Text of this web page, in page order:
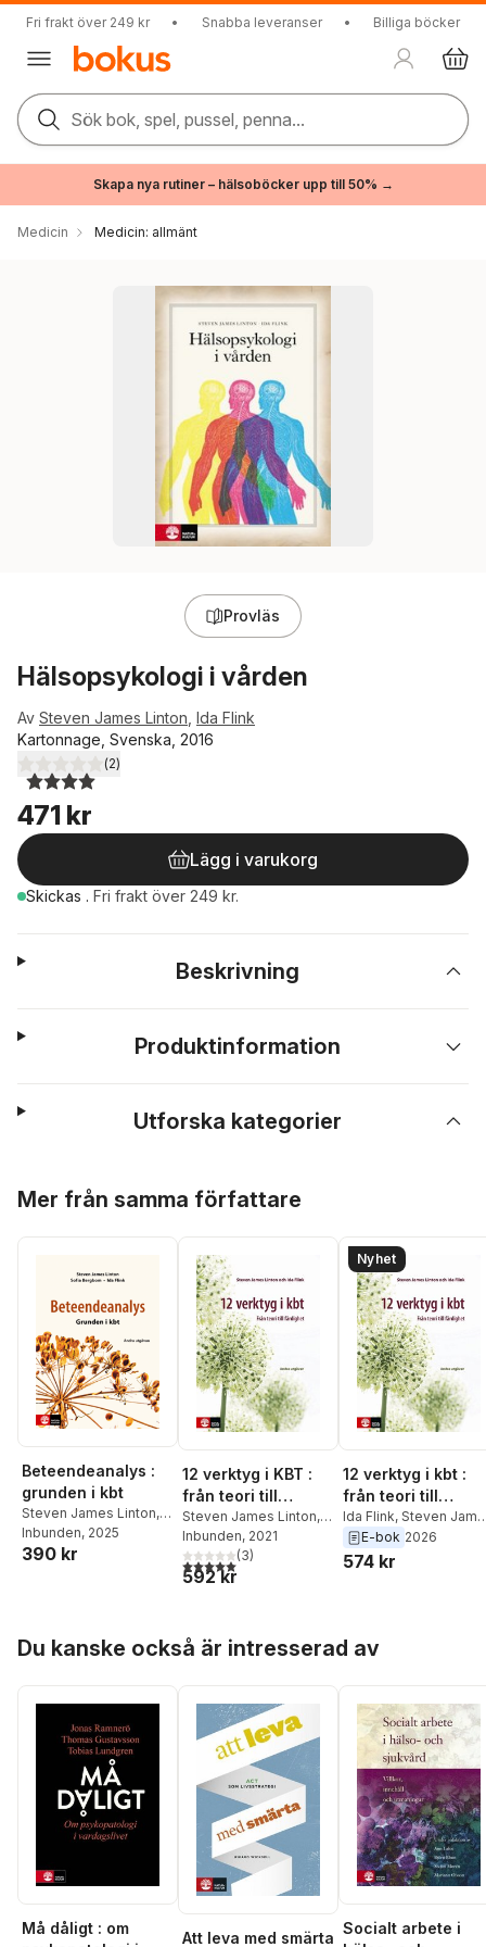
Fri frakt över 249 kr • Snabba leveranser • Billiga böcker
Sök bok, spel, pussel, penna...
Skapa nya rutiner – hälsoböcker upp till 50% →
Medicin Medicin: allmänt
Provläs
Hälsopsykologi i vården
Av Steven James Linton Ida Flink
Kartonnage, Svenska, 2016
4,0utav 5 stjärnor. Totalt antal röster:
(2)
471 kr
Lägg i varukorg
Skickas . Fri frakt över 249 kr.
Beskrivning
Produktinformation
Utforska kategorier
Mer från samma författare
Beteendeanalys :
grunden i kbt
Steven James Linton,
Sofia Bergbom
Flink
Inbunden, 2025
390 kr
12 verktyg i KBT :
från teori till
färdighet
Steven James Linton,
Ida Flink
Inbunden, 2021
5,0utav 5 stjärnor. Totalt antal röster:
(3)
592 kr
Nyhet
12 verktyg i kbt :
från teori till
färdighet
Ida Flink, Steven
Linton
E-bok 2026
574 kr
Du kanske också är intresserad av
Må dåligt : om
Att leva med smärta
Socialt arbete i